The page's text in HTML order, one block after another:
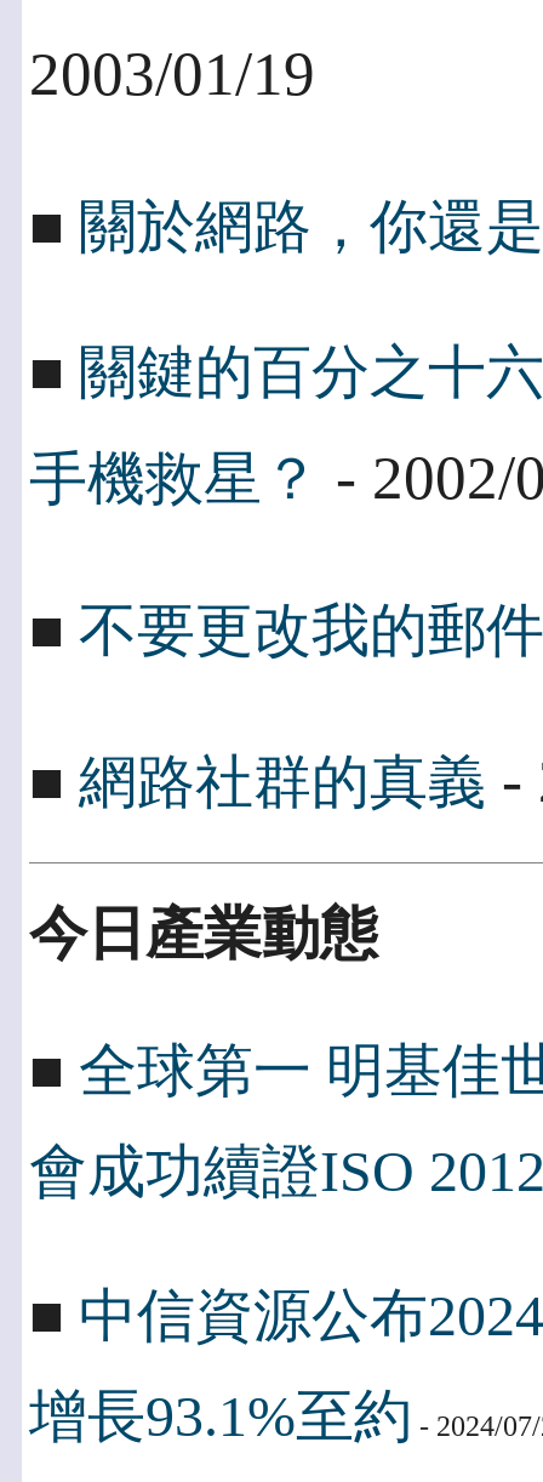
2003/01/19
■ 關於網路，你還
■ 關鍵的百分之十
手機救星？ - 2002/
■ 不要更改我的郵
■ 網路社群的真義 -
今日產業動態
■ 全球第一 明基佳
會成功續證ISO
■ 中信資源公布
增長93.1%至約 - 2024/